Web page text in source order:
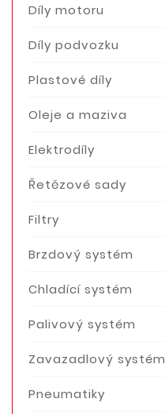
Díly motoru
Díly podvozku
Plastové díly
Oleje a maziva
Elektrodíly
Řetězové sady
Filtry
Brzdový systém
Chladící systém
Palivový systém
Zavazadlový systém
Pneumatiky